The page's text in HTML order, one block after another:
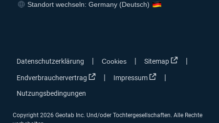
Standort wechseln: Germany (Deutsch)
Datenschutzerklärung Cookies Sitemap In neuem
Endverbrauchervertrag In neuem Fenster öffnen
Impressum In neuem Fenster
Nutzungsbedingungen
Copyright 2026 Geotab Inc. Und/oder Tochtergesellschaften. Alle Rechte